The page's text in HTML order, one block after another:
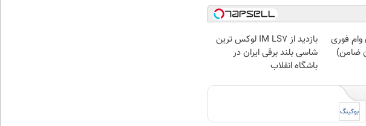
وام فوری
ضامن)
بازدید از IM LS7 لوکس ترین
شاسی بلند برقی ایران در
باشگاه انقلاب
بوکینگ